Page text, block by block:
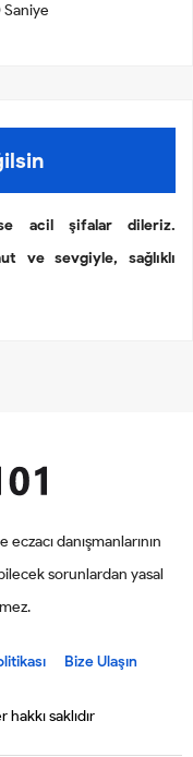
acil şifalar dileriz.
ve sevgiyle, sağlıklı
danışmanlarının
sorunlardan yasal
Bize Ulaşın
saklıdır